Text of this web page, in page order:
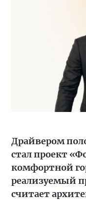
Драйвером
стал проект
комфортной
реализуемый
считает